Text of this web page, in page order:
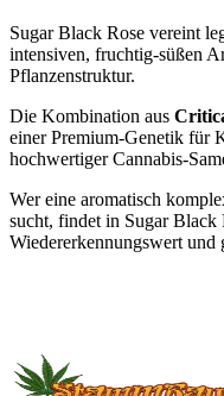
Sugar Black Rose vereint
intensiven, fruchtig-süßen
Pflanzenstruktur.
Die Kombination aus
einer Premium-Genetik für
hochwertiger Cannabis-
Wer eine aromatisch
sucht, findet in Sugar Black
Wiedererkennungswert und